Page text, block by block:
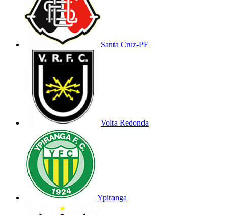
Santa Cruz-PE
Volta Redonda
Ypiranga